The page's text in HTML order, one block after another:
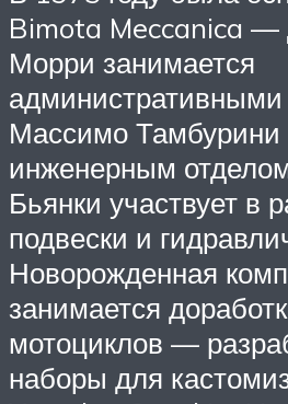
Bimota Meccanica —
Морри занимается
Массимо Тамбурини
инженерным
Бьянки участвует в
подвески и
Новорожденная
занимается
мотоциклов —
наборы для